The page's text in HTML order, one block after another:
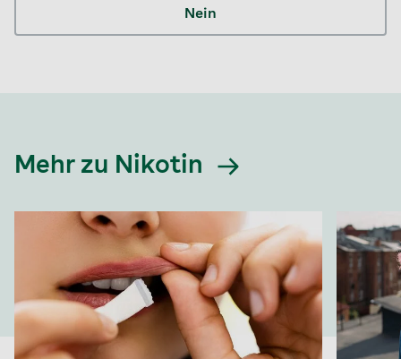
Nein
Mehr zu Nikotin